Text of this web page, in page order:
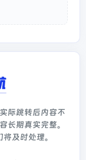
际跳转后内容不
长期真实完整。
及时处理。